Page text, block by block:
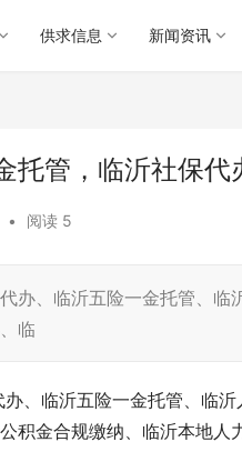
供求信息 新闻资讯
托管，临沂社保
• 阅读 5
办、临沂五险一金托管、
临
、临沂五险一金托管、临
积金合规缴纳、临沂本地人